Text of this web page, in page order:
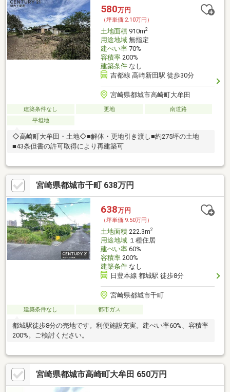
580万円
（坪単価:2.10万円）
土地面積910m2
用途地域無指定
建ぺい率70%
容積率200%
建築条件なし
吉都線 高崎新田駅 徒歩30分
宮崎県都城市高崎町大牟田
建築条件なし 更地
南道路
平坦地
◇高崎町大牟田・土地◇■解体・更地引き渡し■約275坪の土地
■43条但書の許可取得により再建築可
宮崎県都城市千町 638万円
638万円
（坪単価:9.50万円）
土地面積222.3m2
用途地域１種住居
建ぺい率60%
容積率200%
建築条件なし
日豊本線 都城駅 徒歩8分
宮崎県都城市千町
建築条件なし 都市ガス
都城駅徒歩8分の売地です。利便施設充実。建ぺい率60%、容積率
200%。ご検討ください。
宮崎県都城市高崎町大牟田 650万円